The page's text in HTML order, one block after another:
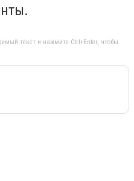
текст и нажмите Ctrl+Enter, чтобы